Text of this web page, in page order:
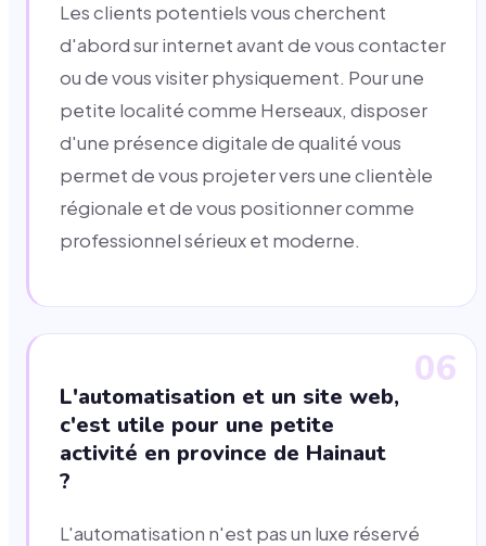
Les clients potentiels vous cherchent
d'abord sur internet avant de vous contacter
ou de vous visiter physiquement. Pour une
petite localité comme Herseaux, disposer
d'une présence digitale de qualité vous
permet de vous projeter vers une clientèle
régionale et de vous positionner comme
professionnel sérieux et moderne.
06
L'automatisation et un site web,
c'est utile pour une petite
activité en province de Hainaut
?
L'automatisation n'est pas un luxe réservé